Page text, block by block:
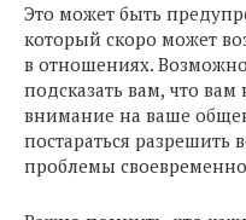
Это может быть
который скоро может
в отношениях.
подсказать вам, что
внимание на ваше
постараться
проблемы